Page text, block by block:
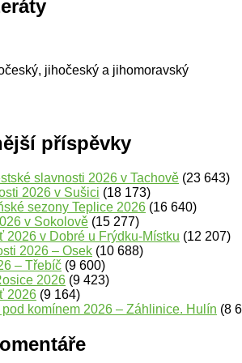
jihočeský a jihomoravský
příspěvky
slavnosti 2026 v Tachově (23 643)
2026 v Sušici (18 173)
sezony Teplice 2026 (16 640)
v Sokolově (15 277)
2026 v Dobré u Frýdku-Místku (12 207)
2026 – Osek (10 688)
– Třebíč (9 600)
2026 (9 423)
2026 (9 164)
komínem 2026 – Záhlinice. Hulín (8